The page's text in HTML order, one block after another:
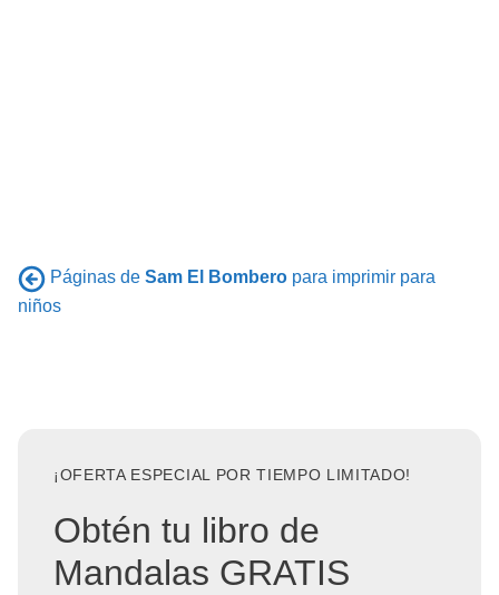
Páginas de Sam El Bombero para imprimir para
niños
¡OFERTA ESPECIAL POR TIEMPO LIMITADO!
Obtén tu libro de
Mandalas GRATIS